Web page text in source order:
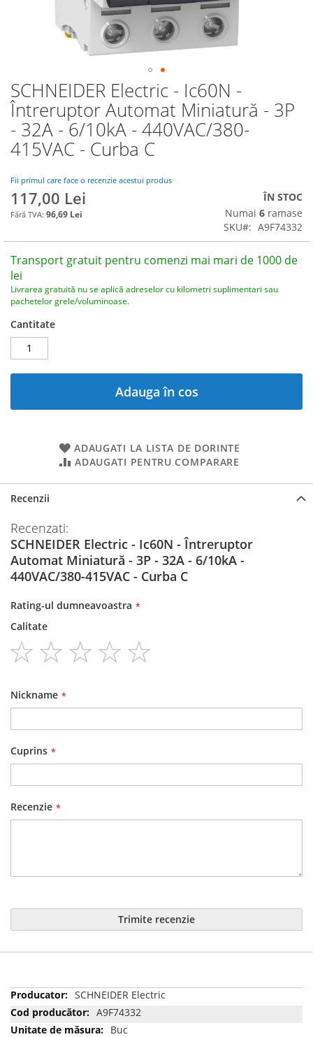
SCHNEIDER Electric - Ic60N -
Întreruptor Automat Miniatură - 3P
- 32A - 6/10kA - 440VAC/380-
415VAC - Curba C
Fii primul care face o recenzie acestui produs
117,00 Lei
96,69 Lei
ÎN STOC
Numai 6 ramase
SKU
A9F74332
Transport gratuit pentru comenzi mai mari de 1000 de
lei
Livrarea gratuită nu se aplică adreselor cu kilometri suplimentari sau
pachetelor grele/voluminoase.
Cantitate
Adauga în cos
ADAUGATI LA LISTA DE DORINTE
ADAUGATI PENTRU COMPARARE
Skip
to
the
beginning
of
the
gallery
Recenzii
Recenzati:
SCHNEIDER Electric - Ic60N - Întreruptor
Automat Miniatură - 3P - 32A - 6/10kA -
440VAC/380-415VAC - Curba C
Rating-ul dumneavoastra
Calitate
Nickname
Cuprins
Recenzie
Trimite recenzie
Mai
multe
informatii
SCHNEIDER Electric
A9F74332
Buc